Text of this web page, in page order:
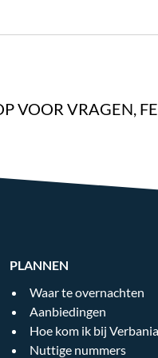
VOOR VRAGEN,
PLANNEN
Waar te overnachten
Aanbiedingen
Hoe kom ik bij Verbania
Nuttige nummers